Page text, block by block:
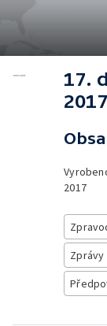
17.
2017
2017
Zprávy